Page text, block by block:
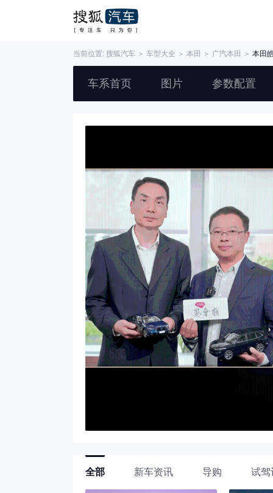
当前位置: 搜狐汽车 ＞ 车型大全 ＞ 本田 ＞ 广汽本田 ＞ 本田
车系首页 图片 参数配置
全部 新车资讯 导购 试驾